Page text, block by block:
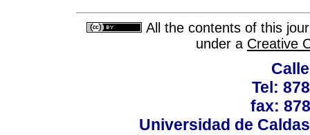
All the contents of this
under a Creative
Tel:
fax:
Universidad de